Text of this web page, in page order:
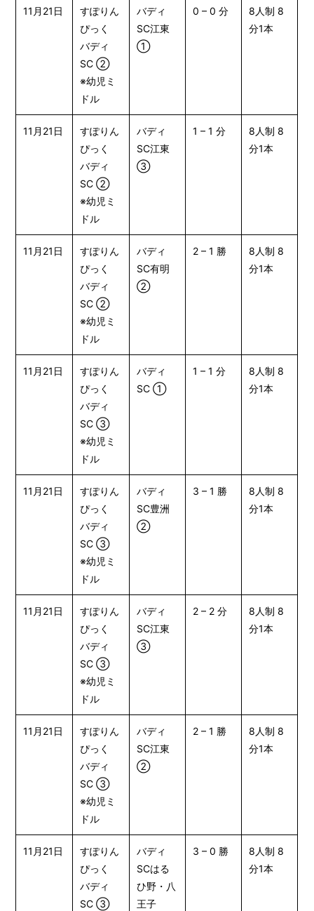
11月21日
すぽりん
ぴっく
バディ
SC ②
※幼児ミ
ドル
バディ
SC江東
①
0 – 0 分
8人制 8
分1本
11月21日
すぽりん
ぴっく
バディ
SC ②
※幼児ミ
ドル
バディ
SC江東
③
1 – 1 分
8人制 8
分1本
11月21日
すぽりん
ぴっく
バディ
SC ②
※幼児ミ
ドル
バディ
SC有明
②
2 – 1 勝
8人制 8
分1本
11月21日
すぽりん
ぴっく
バディ
SC ③
※幼児ミ
ドル
バディ
SC ①
1 – 1 分
8人制 8
分1本
11月21日
すぽりん
ぴっく
バディ
SC ③
※幼児ミ
ドル
バディ
SC豊洲
②
3 – 1 勝
8人制 8
分1本
11月21日
すぽりん
ぴっく
バディ
SC ③
※幼児ミ
ドル
バディ
SC江東
③
2 – 2 分
8人制 8
分1本
11月21日
すぽりん
ぴっく
バディ
SC ③
※幼児ミ
ドル
バディ
SC江東
②
2 – 1 勝
8人制 8
分1本
11月21日
すぽりん
ぴっく
バディ
SC ③
バディ
SCはる
ひ野・八
王子
3 – 0 勝
8人制 8
分1本